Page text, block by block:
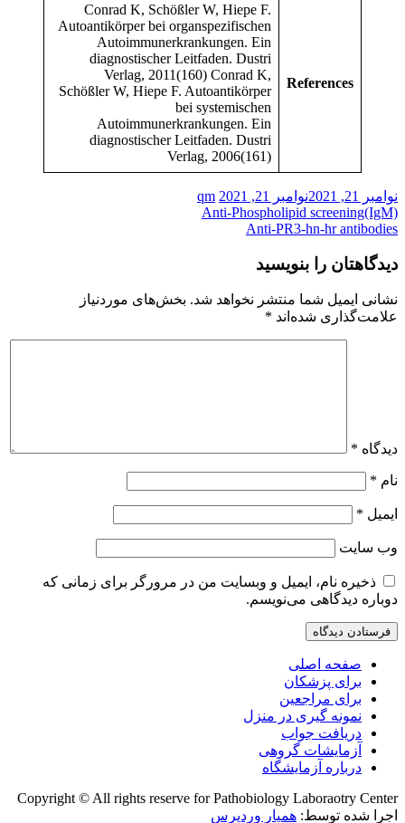
References
Conrad K, Schößler W, Hiepe F.
Autoantikörper bei organspezifischen
Autoimmunerkrankungen. Ein
diagnostischer Leitfaden. Dustri
Verlag, 2011(160) Conrad K,
Schößler W, Hiepe F. Autoantikörper
bei systemischen
Autoimmunerkrankungen. Ein
diagnostischer Leitfaden. Dustri
Verlag, 2006(161)
نوامبر 21, 2021 نوامبر 21, 2021 qm
راهبری
نوشته
Anti-Phospholipid screening(IgM)
Anti-PR3-hn-hr antibodies
دیدگاهتان را بنویسید
نشانی ایمیل شما منتشر نخواهد شد. بخش‌های موردنیاز
علامت‌گذاری شده‌اند *
دیدگاه *
نام *
ایمیل *
وب‌ سایت
ذخیره نام، ایمیل و وبسایت من در مرورگر برای زمانی که
دوباره دیدگاهی می‌نویسم.
صفحه اصلی
برای پزشکان
برای مراجعین
نمونه گیری در منزل
دریافت جواب
آزمایشات گروهی
درباره آزمایشگاه
Copyright © All rights reserve for Pathobiology Laboraotry Center
اجرا شده توسط: همیار وردپرس